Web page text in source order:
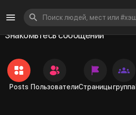
Знакомьтесь сообщений
Posts ПользователиСтраницыгруппа